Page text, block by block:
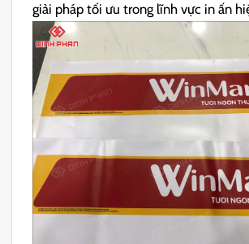
giải pháp tối ưu trong lĩnh vực in ấn